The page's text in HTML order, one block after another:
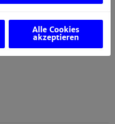
Alle Cookies
akzeptieren